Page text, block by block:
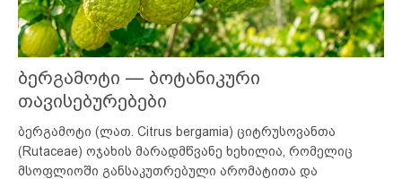
ბერგამოტი — ბოტანიკური
თავისებურებები
ბერგამოტი (ლათ. Citrus bergamia) ციტრუსოვანთა
(Rutaceae) ოჯახის მარადმწვანე ხეხილია, რომელიც
მსოფლიოში განსაკუთრებული არომატითა და